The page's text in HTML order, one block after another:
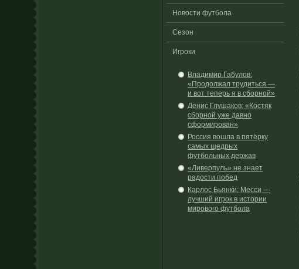
Новости футбола
Сезон
Игроки
Владимир Габулов:
«Продолжал трудиться —
и вот теперь я в сборной»
Денис Глушаков: «Костяк
сборной уже давно
сформирован»
Россия вошла в пятёрку
самых щедрых
футбольных держав
«Ливерпуль» не знает
радости побед
Карлос Бьянки: Месси —
лучший игрок в истории
мирового футбола